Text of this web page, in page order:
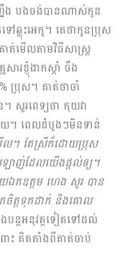
ង បងចង់បានណាស់កូន
ឆ្លុះអេកូ។ គេថាកូនប្រុស
ត់មើលតាមវិធីសាស្រ្ត
រខ្ញុំងាកស្ដាំ ចឹង
ប្រុស។​ គាត់ថាចាំ
សួរពេទ្យថា កុយវា
យ។ ពេលដំបូងៗមិនទាន់
ើល។ តែស្រីក៏ដោយប្រុស
ាញ់ដែលយើងផ្ដល់ឲ្យ។
យឯកឧត្ដម ហេង សួរ បាន
ចិត្តទុកដាក់ និងគោល
ន្តអនុវត្តទៀតទៅដល់
ពោះ គិតតាំងពីគាត់ចាប់